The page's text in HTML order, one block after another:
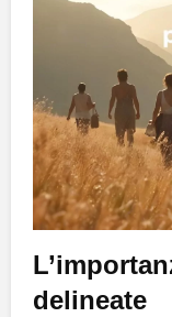
delineate